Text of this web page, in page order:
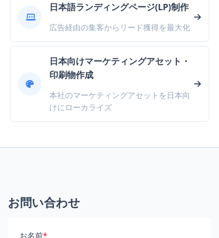
日本語ランディングページ(LP)制作
広告経由の集客からリード獲得を最大化
日本向けマーケティングアセット・
印刷物作成
本社のマーケティングアセットを日本向
けにローカライズ
お問い合わせ
お名前*